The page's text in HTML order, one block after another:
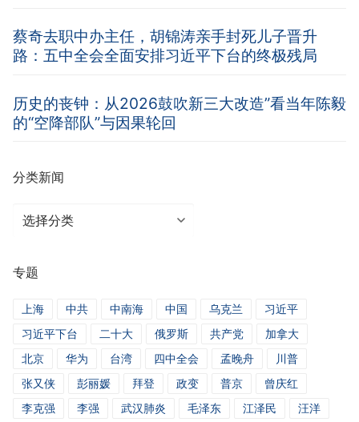
蔡奇去职中办主任，胡锦涛亲手封死儿子晋升
路：五中全会全面安排习近平下台的终极残局
历史的丧钟：从2026鼓吹新三大改造”看当年陈毅
的“空降部队”与因果轮回
分类新闻
分
闻
专题
上海 中共 中南海 中国 乌克兰
习近平
习近平下台
二十大 俄罗斯 共产党
加拿大
北京
华为 台湾 四中全会 孟晚舟
川普
张又侠
彭丽媛 拜登 政变 普京
曾庆红
李克强
李强 武汉肺炎 毛泽东 江泽民 汪洋